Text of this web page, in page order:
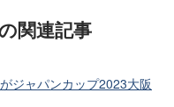
関連記事
ジャパンカップ2023大阪